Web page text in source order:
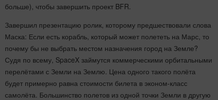
больше), чтобы завершить проект BFR.
Завершил презентацию ролик, которому предшествовали слова
Маска: Если есть корабль, который может полететь на Марс, то
почему бы не выбрать местом назначения город на Земле?
Судя по всему, SpaceX займутся коммерческими орбитальными
перелётами с Земли на Землю. Цена одного такого полёта
будет примерно равна стоимости билета в эконом-класс
самолёта. Большинство полетов из одной точки Земли в другую